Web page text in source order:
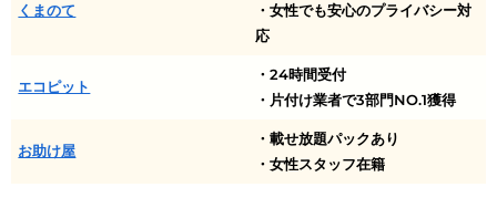
くまのて
・女性でも安心のプライバシー対
応
エコピット
・24時間受付
・片付け業者で3部門NO.1獲得
お助け屋
・載せ放題パックあり
・女性スタッフ在籍